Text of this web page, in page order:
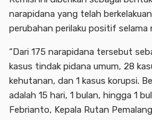
narapidana yang telah
perubahan perilaku positif selama
“Dari 175 narapidana tersebut
kasus tindak pidana umum, 28
kehutanan, dan 1 kasus korupsi.
adalah 15 hari, 1 bulan, hingga 1
Febrianto, Kepala Rutan